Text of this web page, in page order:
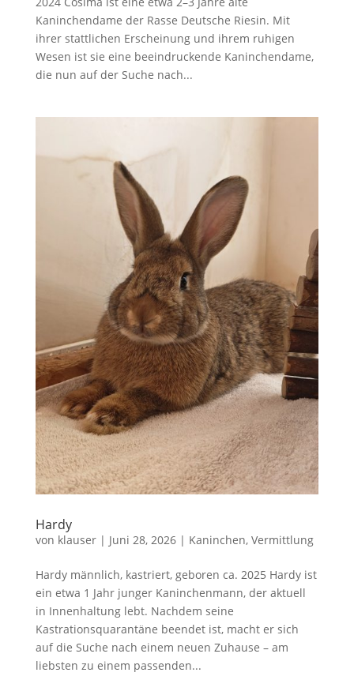
Kaninchendame der Rasse Deutsche Riesin. Mit
ihrer stattlichen Erscheinung und ihrem ruhigen
Wesen ist sie eine beeindruckende Kaninchendame,
die nun auf der Suche nach...
Hardy
von klauser| Juni 28, 2026| Kaninchen, Vermittlung
Hardy männlich, kastriert, geboren ca. 2025 Hardy ist
ein etwa 1 Jahr junger Kaninchenmann, der aktuell
in Innenhaltung lebt. Nachdem seine
Kastrationsquarantäne beendet ist, macht er sich
auf die Suche nach einem neuen Zuhause – am
liebsten zu einem passenden...